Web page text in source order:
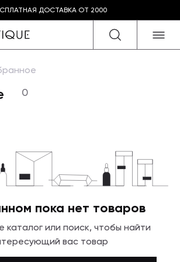
ДОСТАВКА ОТ 2000
0
пока нет товаров
каталог или поиск, чтобы найти
вас товар